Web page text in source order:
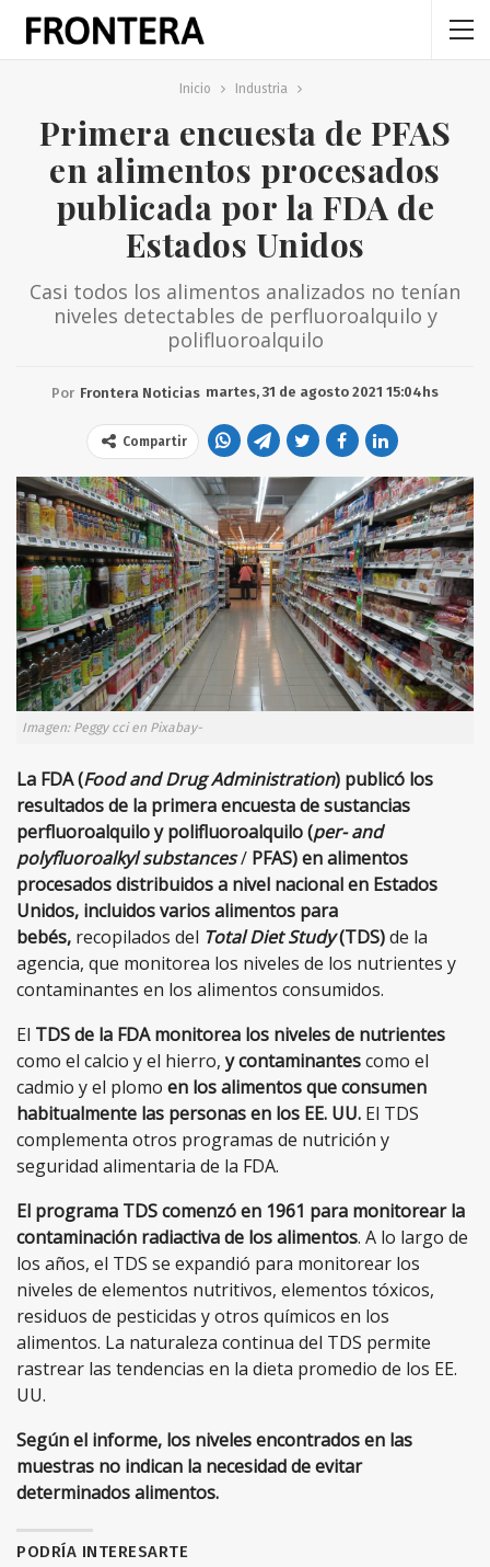
Inicio Industria
Primera encuesta de PFAS
en alimentos procesados
publicada por la FDA de
Estados Unidos
Casi todos los alimentos analizados no tenían
niveles detectables de perfluoroalquilo y
polifluoroalquilo
Por Frontera Noticias martes, 31 de agosto 2021 15:04hs
Compartir
Imagen: Peggy cci en Pixabay-
La FDA (Food and Drug Administration) publicó los
resultados de la primera encuesta de sustancias
perfluoroalquilo y polifluoroalquilo (per- and
polyfluoroalkyl substances/ PFAS) en alimentos
procesados distribuidos a nivel nacional en Estados
Unidos, incluidos varios alimentos para
bebés, recopilados del Total Diet Study(TDS)de la
agencia, que monitorea los niveles de los nutrientes y
contaminantes en los alimentos consumidos.
El TDS de la FDA monitorea los niveles de nutrientes
como el calcio y el hierro,y contaminantescomo el
cadmio y el plomo en los alimentos que consumen
habitualmente las personas en los EE. UU. El TDS
complementa otros programas de nutrición y
seguridad alimentaria de la FDA.
El programa TDS comenzó en 1961 para monitorear la
contaminación radiactiva de los alimentos. A lo largo de
los años, el TDS se expandió para monitorear los
niveles de elementos nutritivos, elementos tóxicos,
residuos de pesticidas y otros químicos en los
alimentos. La naturaleza continua del TDS permite
rastrear las tendencias en la dieta promedio de los EE.
UU.
Según el informe, los niveles encontrados en las
muestras no indican la necesidad de evitar
determinados alimentos.
PODRÍA INTERESARTE